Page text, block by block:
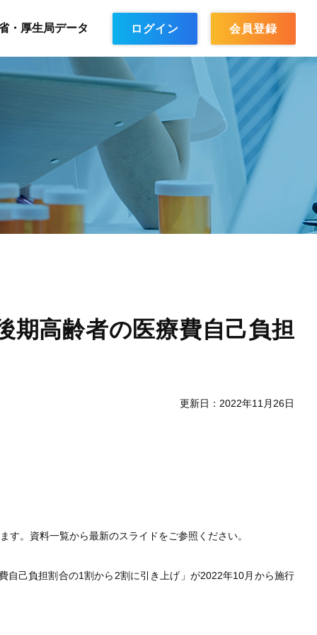
・厚生局データ ログイン 会員登録
期高齢者の医療費自己負担
更新日：2022年11月26日
。資料一覧から最新のスライドをご参照ください。
自己負担割合の1割から2割に引き上げ」が2022年10月から施行